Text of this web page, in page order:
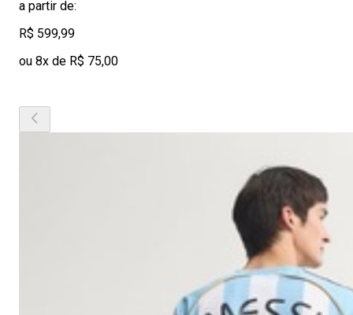
a partir de:
R$ 599,99
ou 8x de R$ 75,00